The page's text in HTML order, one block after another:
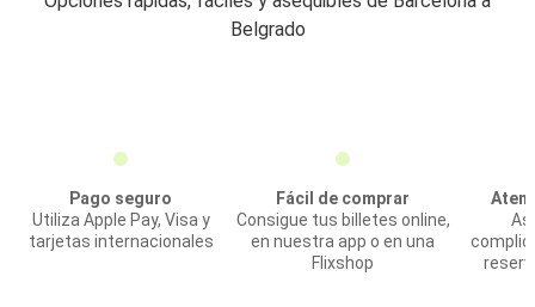
Belgrado
Pago seguro
Utiliza Apple Pay, Visa y
tarjetas internacionales
Fácil de comprar
Consigue tus billetes online,
en nuestra app o en una
Flixshop